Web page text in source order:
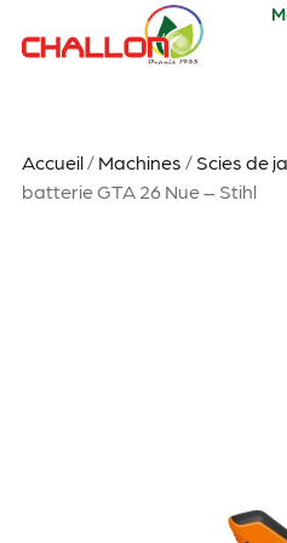
Accueil/ Machines / Scies de
batterie GTA 26 Nue – Stihl